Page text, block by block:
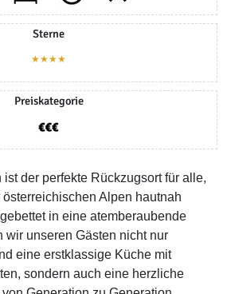
Sterne
★★★★
Preiskategorie
der perfekte Rückzugsort für alle,
Alpen hautnah
in eine atemberaubende
wir unseren Gästen nicht nur
eine erstklassige Küche mit
sondern auch eine herzliche